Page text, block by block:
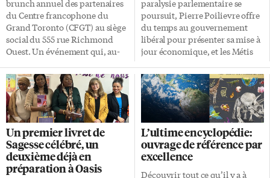
directeur d’une école située
près de Port-au-Prince.
«Comme dans ces quartiers
voisins de Port-au-Prince –
Carrefour, Wharf-Jérémie, Cité-
Soleil […]
entre les jeunes d’expression
française et le réseau associatif,
la Fédération des
communautés francophones et
acadienne du Canada (FCFA),
en partenariat […]
brunch annuel des partenaires
du Centre francophone du
Grand Toronto (CFGT) au siège
social du 555 rue Richmond
Ouest. Un événement qui, au-
donne le La aux décideurs
quant aux besoins des Franco-
Ontariens. Fournisseurs de
services en français dans
différents secteurs, conseils
scolaires, politiciens… À l’instar
de l’année dernière, ils étaient
tous là ou presque, ce mercredi
matin pour prendre part à la
paralysie parlementaire se
poursuit, Pierre Poilievre offre
du temps au gouvernement
libéral pour présenter sa mise à
jour économique, et les Métis
d’autonomie avec le
gouvernement fédéral. Traité
avec les Métis La Fédération des
Métis du Manitoba (FMM) et le
gouvernement canadien ont
signé un traité historique
reconnaissant l’autonomie
gouvernementale des Métis de
la rivière Rouge. Pourquoi c’est
Un premier livret de
Sagesse célébré, un
deuxième déjà en
préparation à Oasis
L’ultime encyclopédie:
ouvrage de référence par
excellence
Découvrir tout ce qu’il y a à